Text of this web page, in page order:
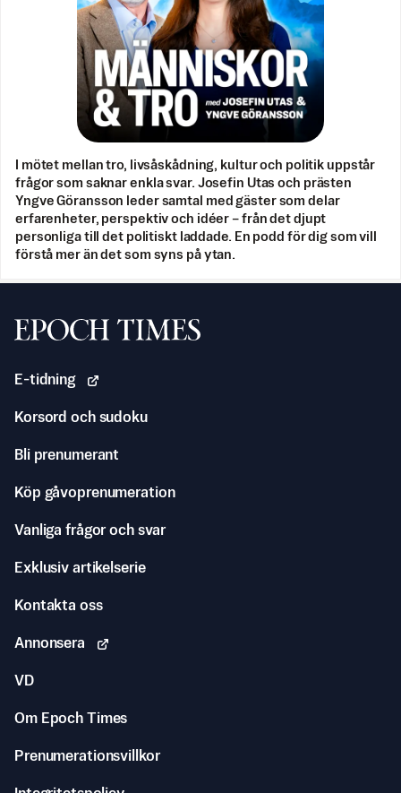
I mötet mellan tro, livsåskådning, kultur och politik uppstår
frågor som saknar enkla svar. Josefin Utas och prästen
Yngve Göransson leder samtal med gäster som delar
erfarenheter, perspektiv och idéer – från det djupt
personliga till det politiskt laddade. En podd för dig som vill
förstå mer än det som syns på ytan.
Svenska Epoch Times
E-tidning
Korsord och sudoku
Bli prenumerant
Köp gåvoprenumeration
Vanliga frågor och svar
Exklusiv artikelserie
Kontakta oss
Annonsera
VD
Om Epoch Times
Prenumerationsvillkor